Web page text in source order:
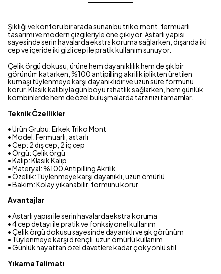
Şıklığı ve konforu bir arada sunan bu triko mont, fermuarlı
tasarımı ve modern çizgileriyle öne çıkıyor. Astarlı yapısı
sayesinde serin havalarda ekstra koruma sağlarken, dışarıda iki
cep ve içeride iki gizli cep ile pratik kullanım sunuyor.
Çelik örgü dokusu, ürüne hem dayanıklılık hem de şık bir
görünüm katarken, %100 antipilling akrilik iplikten üretilen
kumaşı tüylenmeye karşı dayanıklıdır ve uzun süre formunu
korur. Klasik kalıbıyla gün boyu rahatlık sağlarken, hem günlük
kombinlerde hem de özel buluşmalarda tarzınızı tamamlar.
Teknik Özellikler
• Ürün Grubu: Erkek Triko Mont
• Model: Fermuarlı, astarlı
• Cep: 2 dış cep, 2 iç cep
• Örgü: Çelik örgü
• Kalıp: Klasik Kalıp
• Materyal: %100 Antipilling Akrilik
• Özellik: Tüylenmeye karşı dayanıklı, uzun ömürlü
• Bakım: Kolay yıkanabilir, formunu korur
Avantajlar
• Astarlı yapısı ile serin havalarda ekstra koruma
• 4 cep detayı ile pratik ve fonksiyonel kullanım
• Çelik örgü dokusu sayesinde dayanıklı ve şık görünüm
• Tüylenmeye karşı dirençli, uzun ömürlü kullanım
• Günlük hayattan özel davetlere kadar çok yönlü stil
Yıkama Talimatı